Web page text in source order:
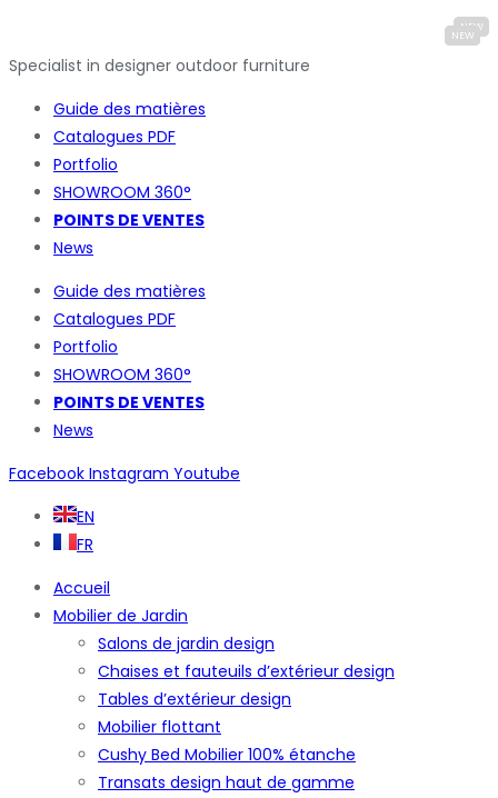
Specialist in designer outdoor furniture
Guide des matières
Catalogues PDF
Portfolio
SHOWROOM 360°
POINTS DE VENTES
News
Guide des matières
Catalogues PDF
Portfolio
SHOWROOM 360°
POINTS DE VENTES
News
Facebook Instagram Youtube
EN
FR
Accueil
Mobilier de Jardin
Salons de jardin design
Chaises et fauteuils d’extérieur design
Tables d’extérieur design
Mobilier flottant
Cushy Bed Mobilier 100% étanche
Transats design haut de gamme